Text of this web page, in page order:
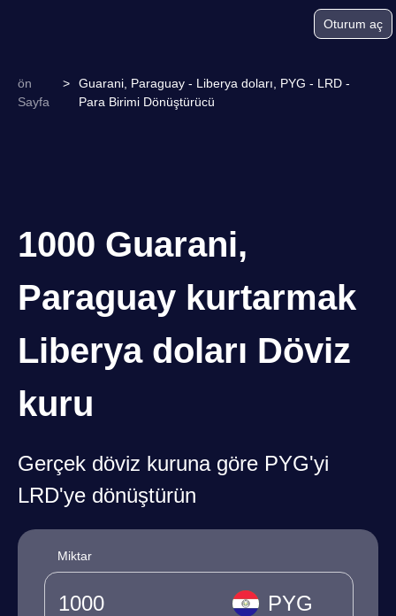
Oturum aç
ön
Sayfa
>
Guarani, Paraguay - Liberya doları, PYG - LRD -
Para Birimi Dönüştürücü
1000 Guarani,
Paraguay kurtarmak
Liberya doları Döviz
kuru
Gerçek döviz kuruna göre PYG'yi
LRD'ye dönüştürün
Miktar
PYG